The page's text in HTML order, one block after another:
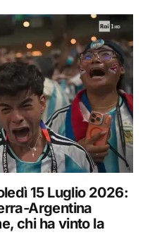
15 Luglio 2026:
Argentina
chi ha vinto la